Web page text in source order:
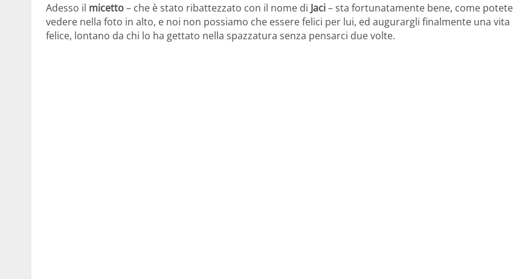
Adesso il micetto– che è stato ribattezzato con il nome di Jaci– sta fortunatamente bene, come potete
vedere nella foto in alto, e noi non possiamo che essere felici per lui, ed augurargli finalmente una vita
felice, lontano da chi lo ha gettato nella spazzatura senza pensarci due volte.